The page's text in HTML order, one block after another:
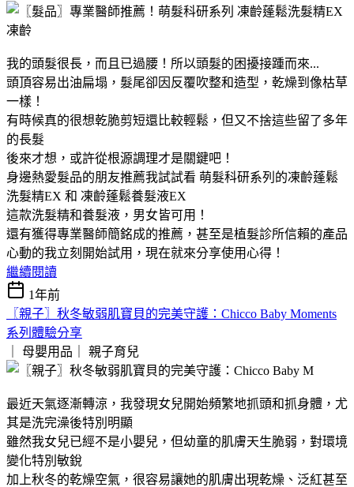
我的頭髮很長，而且已過腰！所以頭髮的困擾接踵而來...
頭頂容易出油扁塌，髮尾卻因反覆吹整和造型，乾燥到像枯草
一樣！
有時候真的很想乾脆剪短還比較輕鬆，但又不捨這些留了多年
的長髮
後來才想，或許從根源調理才是關鍵吧！
身邊熱愛髮品的朋友推薦我試試看 萌髮科研系列的凍齡蓬鬆
洗髮精EX 和 凍齡蓬鬆養髮液EX
這款洗髮精和養髮液，男女皆可用！
還有獲得專業醫師簡銘成的推薦，甚至是植髮診所信賴的產品
心動的我立刻開始試用，現在就來分享使用心得！
繼續閱讀
1年前
〖親子〗秋冬敏弱肌寶貝的完美守護：Chicco Baby Moments
系列體驗分享
｜ 母嬰用品｜ 親子育兒
最近天氣逐漸轉涼，我發現女兒開始頻繁地抓頭和抓身體，尤
其是洗完澡後特別明顯
雖然我女兒已經不是小嬰兒，但幼童的肌膚天生脆弱，對環境
變化特別敏銳
加上秋冬的乾燥空氣，很容易讓她的肌膚出現乾燥、泛紅甚至